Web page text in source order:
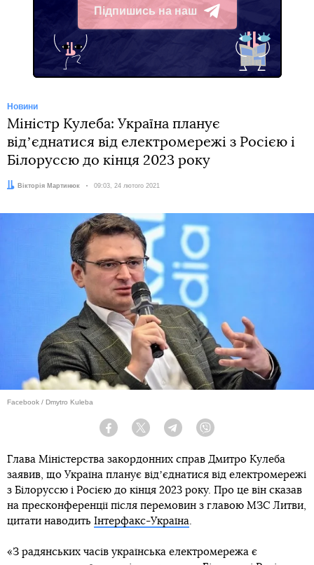
Підпишись на наш
Telegram
Новини
Міністр Кулеба: Україна планує
відʼєднатися від електромережі з Росією і
Білоруссю до кінця 2023 року
Автор:Вікторія Мартинюк Дата:
09:03, 24 лютого 2021
Facebook / Dmytro Kuleba
Facebook Twitter Telegram
Глава Міністерства закордонних справ Дмитро Кулеба
заявив, що Україна планує відʼєднатися від електромережі
з Білоруссю і Росією до кінця 2023 року. Про це він сказав
на пресконференції після перемовин з главою МЗС Литви,
цитати наводить Інтерфакс-Україна.
«З радянських часів українська електромережа є